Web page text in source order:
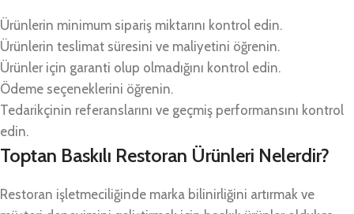
Ürünlerin minimum sipariş miktarını kontrol edin.
Ürünlerin teslimat süresini ve maliyetini öğrenin.
Ürünler için garanti olup olmadığını kontrol edin.
Ödeme seçeneklerini öğrenin.
Tedarikçinin referanslarını ve geçmiş performansını kontrol
edin.
Toptan Baskılı Restoran Ürünleri Nelerdir?
Restoran işletmeciliğinde marka bilinirliğini artırmak ve